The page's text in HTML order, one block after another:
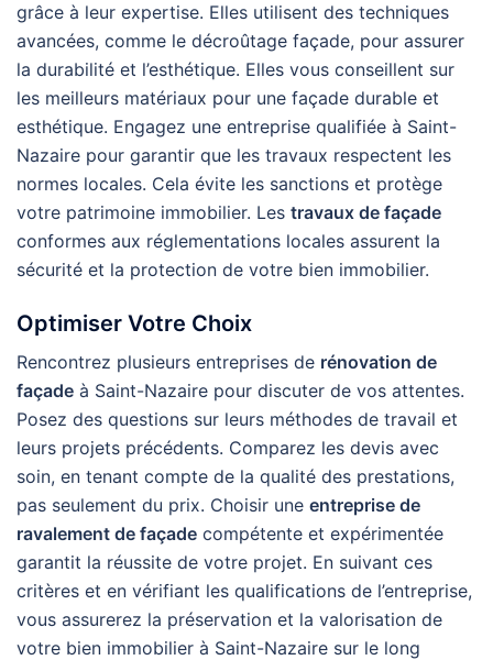
grâce à leur expertise. Elles utilisent des techniques
avancées, comme le décroûtage façade, pour assurer
la durabilité et l’esthétique. Elles vous conseillent sur
les meilleurs matériaux pour une façade durable et
esthétique. Engagez une entreprise qualifiée à Saint-
Nazaire pour garantir que les travaux respectent les
normes locales. Cela évite les sanctions et protège
votre patrimoine immobilier. Les travaux de façade
conformes aux réglementations locales assurent la
sécurité et la protection de votre bien immobilier.
Optimiser Votre Choix
Rencontrez plusieurs entreprises de rénovation de
façade à Saint-Nazaire pour discuter de vos attentes.
Posez des questions sur leurs méthodes de travail et
leurs projets précédents. Comparez les devis avec
soin, en tenant compte de la qualité des prestations,
pas seulement du prix. Choisir une entreprise de
ravalement de façade compétente et expérimentée
garantit la réussite de votre projet. En suivant ces
critères et en vérifiant les qualifications de l’entreprise,
vous assurerez la préservation et la valorisation de
votre bien immobilier à Saint-Nazaire sur le long